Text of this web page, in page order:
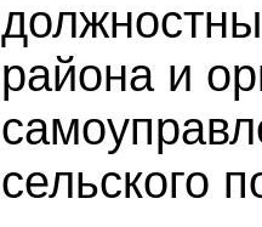
района и
сельского